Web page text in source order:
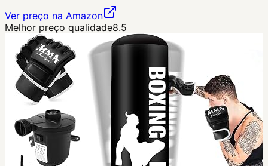
Ver preço na Amazon
Melhor preço qualidade8.5